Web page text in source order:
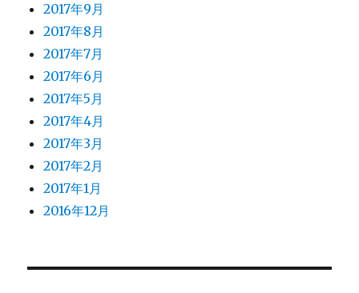
2017年9月
2017年8月
2017年7月
2017年6月
2017年5月
2017年4月
2017年3月
2017年2月
2017年1月
2016年12月